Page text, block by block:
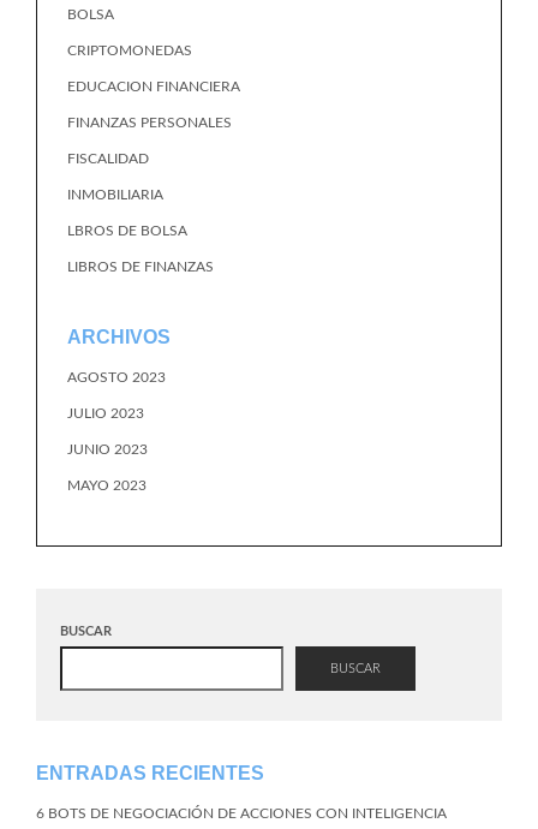
BOLSA
CRIPTOMONEDAS
EDUCACION FINANCIERA
FINANZAS PERSONALES
FISCALIDAD
INMOBILIARIA
LBROS DE BOLSA
LIBROS DE FINANZAS
ARCHIVOS
AGOSTO 2023
JULIO 2023
JUNIO 2023
MAYO 2023
BUSCAR
BUSCAR
ENTRADAS RECIENTES
6 BOTS DE NEGOCIACIÓN DE ACCIONES CON INTELIGENCIA